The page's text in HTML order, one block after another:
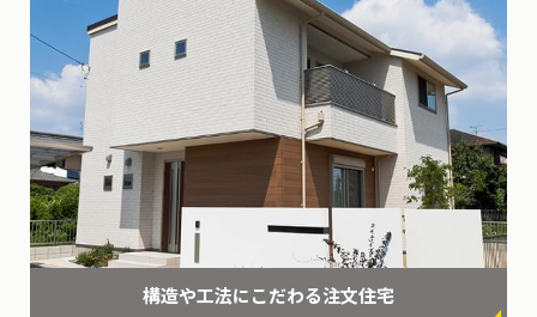
構造や工法にこだわる注文住宅